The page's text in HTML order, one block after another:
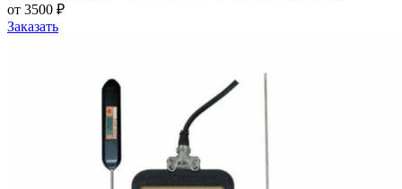
от 3500 ₽
Заказать